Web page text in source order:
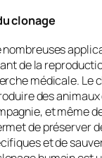
clonage
nombreuses
de la
médicale. Le
des
et même
de préserver
et de